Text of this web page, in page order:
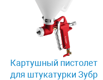
Картушный пистолет
для штукатурки Зубр